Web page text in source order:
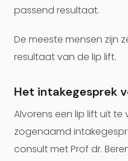
passend resultaat.
De meeste mensen zijn
resultaat van de lip lift.
Het intakegesprek
Alvorens een lip lift uit
zogenaamd
consult met Prof dr.